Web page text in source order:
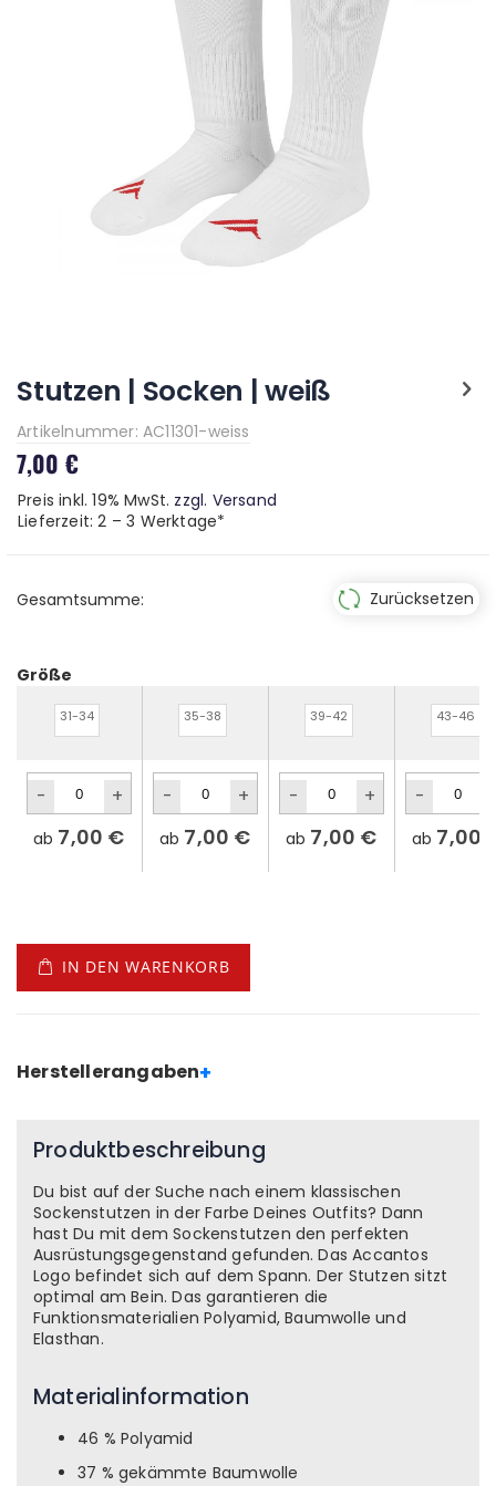
Anfang
der
Bildgalerie
springen
Stutzen | Socken | weiß
Artikelnummer: AC11301-weiss
7,00 €
Preis inkl. 19% MwSt. zzgl. Versand
Lieferzeit: 2 – 3 Werktage*
Gesamtsumme: Zurücksetzen
Größe
31-34 35-38 39-42 43-46
ab 7,00 € ab 7,00 € ab 7,00 € ab 7,00
IN DEN WARENKORB
Herstellerangaben+
Produktbeschreibung
Du bist auf der Suche nach einem klassischen
Sockenstutzen in der Farbe Deines Outfits? Dann
hast Du mit dem Sockenstutzen den perfekten
Ausrüstungsgegenstand gefunden. Das Accantos
Logo befindet sich auf dem Spann. Der Stutzen sitzt
optimal am Bein. Das garantieren die
Funktionsmaterialien Polyamid, Baumwolle und
Elasthan.
Materialinformation
46 % Polyamid
37 % gekämmte Baumwolle